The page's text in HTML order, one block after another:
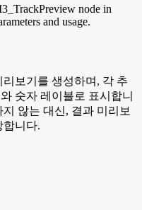
node in
and usage.
보기를 생성하며, 각 추
숫자 레이블로 표시합니
않는 대신, 결과 미리보
합니다.